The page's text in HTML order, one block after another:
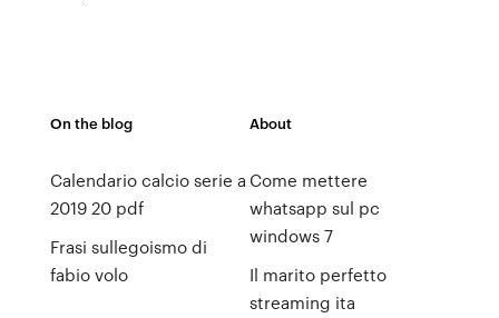
On the blog
Calendario calcio serie a
2019 20 pdf
Frasi sullegoismo di
fabio volo
About
Come mettere
whatsapp sul pc
windows 7
Il marito perfetto
streaming ita